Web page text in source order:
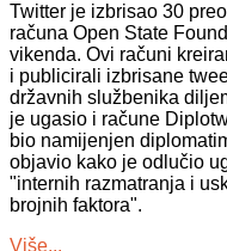
Twitter je izbrisao 30
računa Open State
vikenda. Ovi računi
i publicirali izbrisane
državnih službenika
je ugasio i račune
bio namijenjen
objavio kako je odlučio
"internih razmatranja i
brojnih faktora".
Više...